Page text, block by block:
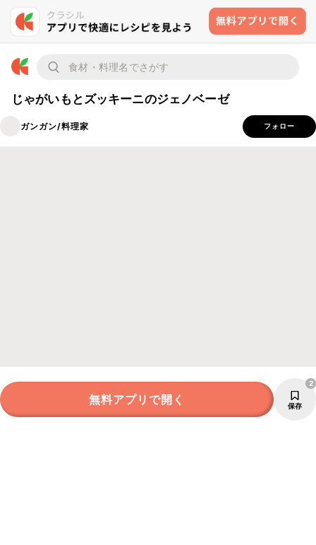
じゃがいもとズッキーニのジェノベーゼ
ガンガン/料理家 フォロー
無料アプリで開く 保存
2